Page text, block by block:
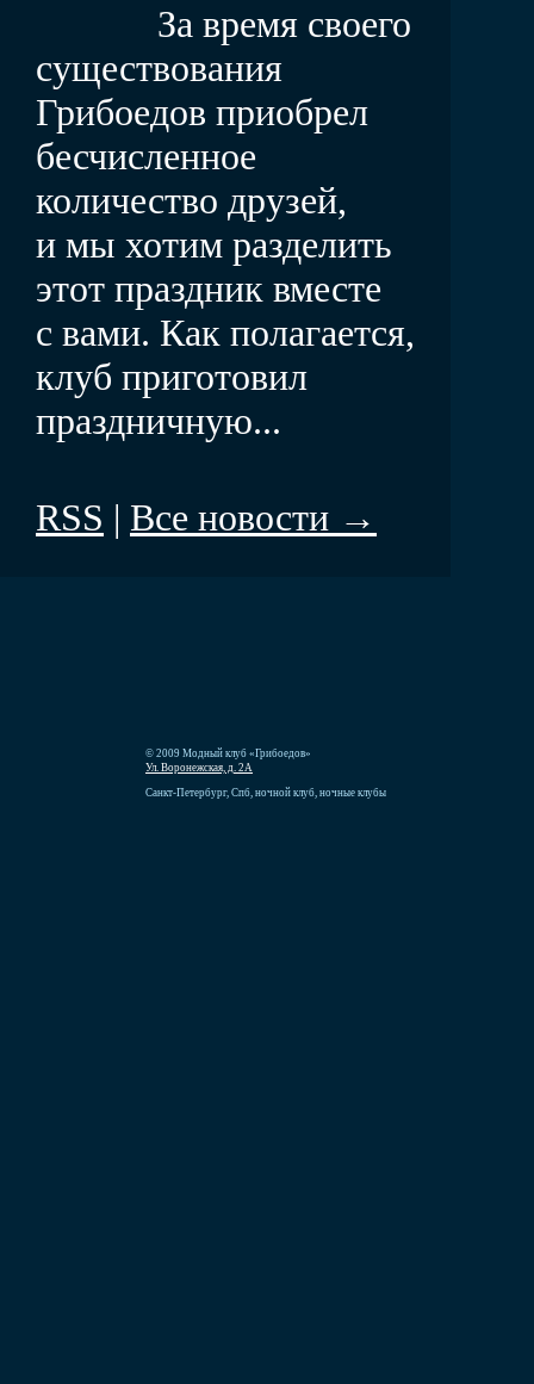
За время своего
существования
Грибоедов приобрел
бесчисленное
количество друзей,
и мы хотим разделить
этот праздник вместе
с вами. Как полагается,
клуб приготовил
праздничную...
RSS | Все новости →
© 2009 Модный клуб «Грибоедов»
Ул. Воронежская, д. 2А
Санкт-Петербург, Спб, ночной клуб, ночные клубы